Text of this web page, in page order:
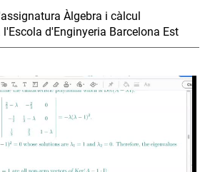
Àlgebra i càlcul
d'Enginyeria Barcelona Est